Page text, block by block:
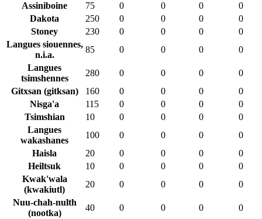
Assiniboine
75 0 0 0
0
Dakota
250 0 0 0
0
Stoney
230 0 0 0
0
Langues siouennes,
n.i.a.
85 0 0 0
0
Langues
tsimshennes
280 0 0 0
0
Gitxsan (gitksan)
160 0 0 0
0
Nisga'a
115 0 0 0
0
Tsimshian
10 0 0 0
0
Langues
wakashanes
100 0 0 0
0
Haisla
20 0 0 0
0
Heiltsuk
10 0 0 0
0
Kwak'wala
(kwakiutl)
20 0 0 0
0
Nuu-chah-nulth
(nootka)
40 0 0 0
0